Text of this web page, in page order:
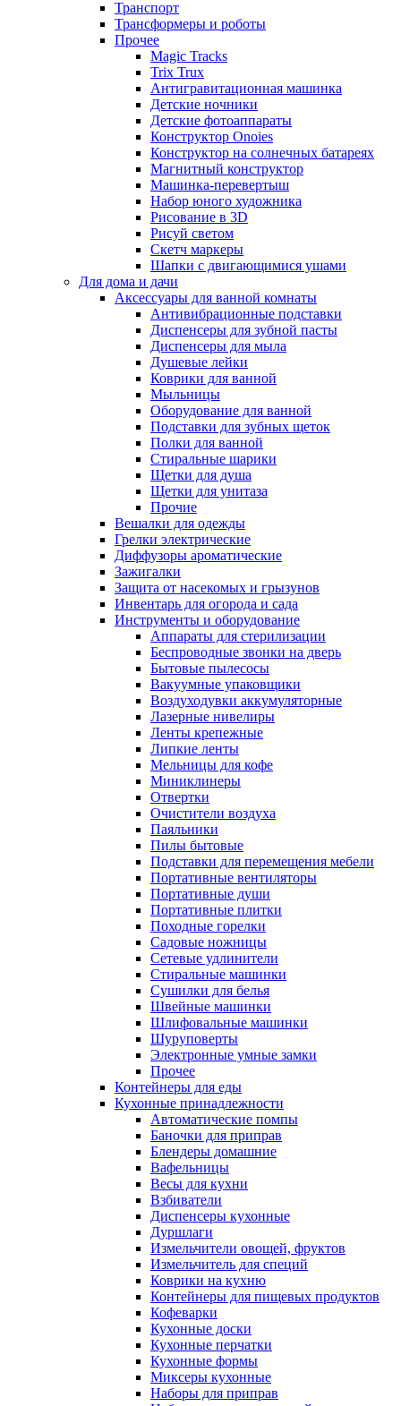
Транспорт
Трансформеры и роботы
Прочее
Magic Tracks
Trix Trux
Антигравитационная машинка
Детские ночники
Детские фотоаппараты
Конструктор Onoies
Конструктор на солнечных батареях
Магнитный конструктор
Машинка-перевертыш
Набор юного художника
Рисование в 3D
Рисуй светом
Скетч маркеры
Шапки с двигающимися ушами
Для дома и дачи
Аксессуары для ванной комнаты
Антивибрационные подставки
Диспенсеры для зубной пасты
Диспенсеры для мыла
Душевые лейки
Коврики для ванной
Мыльницы
Оборудование для ванной
Подставки для зубных щеток
Полки для ванной
Стиральные шарики
Щетки для душа
Щетки для унитаза
Прочие
Вешалки для одежды
Грелки электрические
Диффузоры ароматические
Зажигалки
Защита от насекомых и грызунов
Инвентарь для огорода и сада
Инструменты и оборудование
Аппараты для стерилизации
Беспроводные звонки на дверь
Бытовые пылесосы
Вакуумные упаковщики
Воздуходувки аккумуляторные
Лазерные нивелиры
Ленты крепежные
Липкие ленты
Мельницы для кофе
Миниклинеры
Отвертки
Очистители воздуха
Паяльники
Пилы бытовые
Подставки для перемещения мебели
Портативные вентиляторы
Портативные души
Портативные плитки
Походные горелки
Садовые ножницы
Сетевые удлинители
Стиральные машинки
Сушилки для белья
Швейные машинки
Шлифовальные машинки
Шуруповерты
Электронные умные замки
Прочее
Контейнеры для еды
Кухонные принадлежности
Автоматические помпы
Баночки для приправ
Блендеры домашние
Вафельницы
Весы для кухни
Взбиватели
Диспенсеры кухонные
Дуршлаги
Измельчители овощей, фруктов
Измельчитель для специй
Коврики на кухню
Контейнеры для пищевых продуктов
Кофеварки
Кухонные доски
Кухонные перчатки
Кухонные формы
Миксеры кухонные
Наборы для приправ